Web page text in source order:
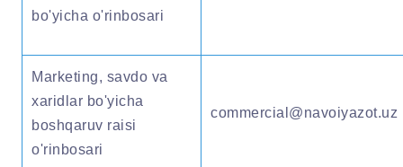
bo'yicha o'rinbosari
Marketing, savdo va
xaridlar bo'yicha
boshqaruv raisi
o'rinbosari
commercial@navoiyazot.uz